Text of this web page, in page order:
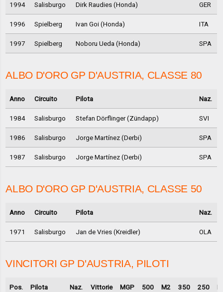
1994 Salisburgo Dirk Raudies (Honda) GER
1996 Spielberg Ivan Goi (Honda) ITA
1997 Spielberg Noboru Ueda (Honda) SPA
ALBO D'ORO GP D'AUSTRIA, CLASSE 80
Anno Circuito Pilota Naz.
1984 Salisburgo Stefan Dörflinger (Zündapp) SVI
1986 Salisburgo Jorge Martínez (Derbi) SPA
1987 Salisburgo Jorge Martínez (Derbi) SPA
ALBO D'ORO GP D'AUSTRIA, CLASSE 50
Anno Circuito Pilota Naz.
1971 Salisburgo Jan de Vries (Kreidler) OLA
VINCITORI GP D'AUSTRIA, PILOTI
Pos. Pilota Naz. Vittorie MGP 500 M2 350 250